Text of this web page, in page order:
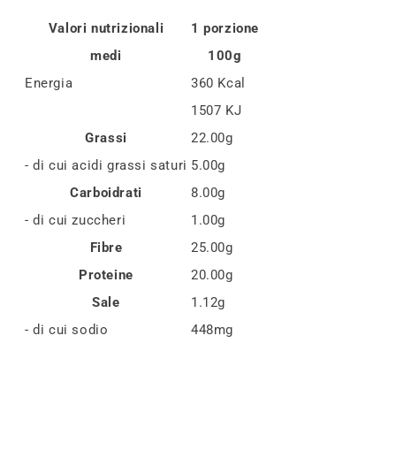
Valori nutrizionali
1 porzione
medi
100g
Energia
360 Kcal
1507 KJ
Grassi
22.00g
- di cui acidi grassi saturi 5.00g
Carboidrati
8.00g
- di cui zuccheri
1.00g
Fibre
25.00g
Proteine
20.00g
Sale
1.12g
- di cui sodio
448mg